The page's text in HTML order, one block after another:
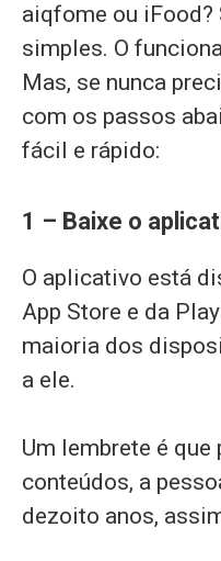
aiqfome ou iFood?
simples. O
Mas, se nunca
com os passos
fácil e rápido:
1 – Baixe o
O aplicativo está
App Store e da
maioria dos
a ele.
Um lembrete é que
conteúdos, a
dezoito anos,